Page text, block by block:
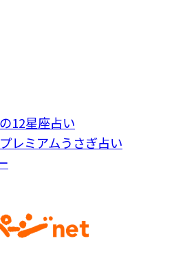
12星座占い
レミアムうさぎ占い